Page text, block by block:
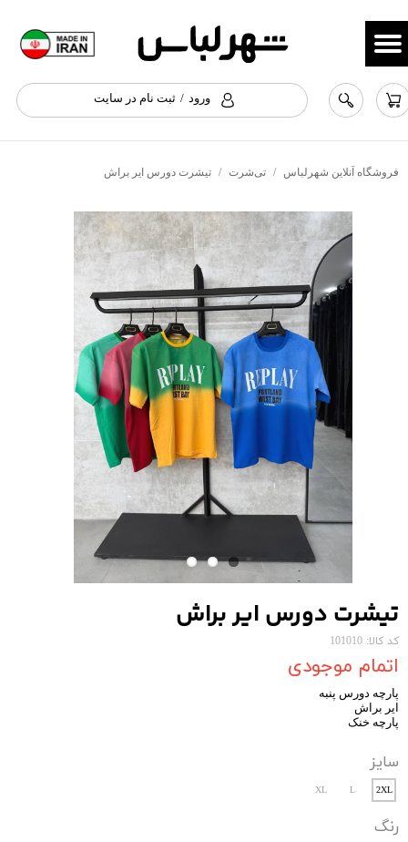
ورود / ثبت نام در سایت
حساب کاربری من
تغییر گذر واژه
سفارشات
خروج از حساب کاربری
فروشگاه آنلاین شهرلباس تی‌شرت تیشرت دورس ایر براش
تیشرت دورس ایر براش
کد کالا: 101010
اتمام موجودی
پارچه دورس پنبه
ایر براش
پارچه خنک
سایز
2XL
L
XL
رنگ